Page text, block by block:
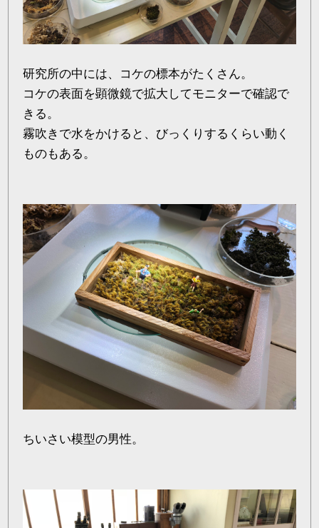
研究所の中には、コケの標本がたくさん。
コケの表面を顕微鏡で拡大してモニターで確認で
きる。
霧吹きで水をかけると、びっくりするくらい動く
ものもある。
ちいさい模型の男性。